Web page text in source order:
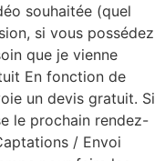
souhaitée (quel
si vous possédez
que je vienne
En fonction de
un devis gratuit. Si
le prochain rendez-
/ Envoi